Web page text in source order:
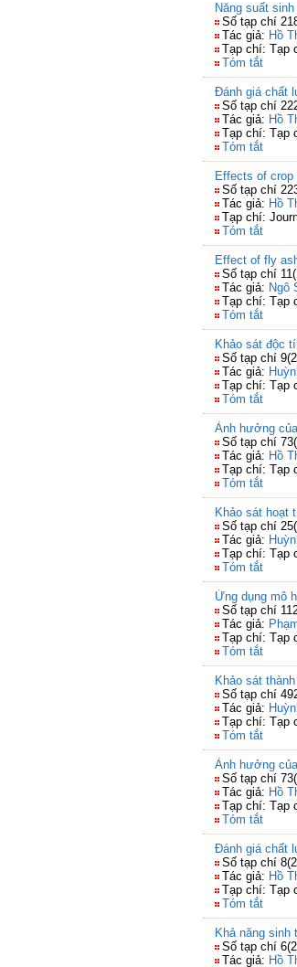
Năng suất
Số tạp chí
Tác giả: Hồ
Tạp chí: Tạp
Tóm tắt
Đánh giá chất
Số tạp chí
Tác giả: Hồ
Tạp chí: Tạp
Tóm tắt
Effects of
Số tạp chí
Tác giả: Hồ
Tạp chí:
Tóm tắt
Effect of fly
Số tạp chí
Tác giả: Ngô
Tạp chí: Tạp
Tóm tắt
Khảo sát độc
Số tạp chí
Tác giả:
Tạp chí: Tạp
Tóm tắt
Ảnh hưởng
Số tạp chí
Tác giả: Hồ
Tạp chí: Tạp
Tóm tắt
Khảo sát hoạt
Số tạp chí
Tác giả:
Tạp chí: Tạp
Tóm tắt
Ứng dụng mô
Số tạp chí
Tác giả:
Tạp chí: Tạp
Tóm tắt
Khảo sát
Số tạp chí
Tác giả:
Tạp chí: Tạp
Tóm tắt
Ảnh hưởng
Số tạp chí
Tác giả: Hồ
Tạp chí: Tạp
Tóm tắt
Đánh giá chất
Số tạp chí
Tác giả: Hồ
Tạp chí: Tạp
Tóm tắt
Khả năng sinh
Số tạp chí
Tác giả: Hồ